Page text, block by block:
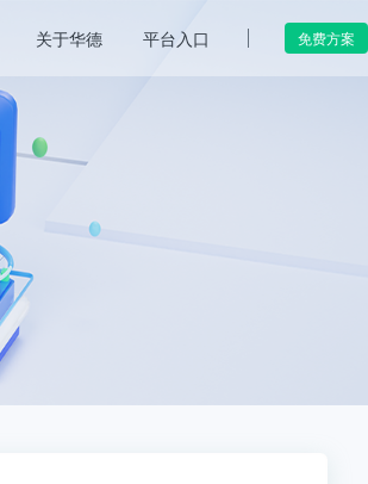
关于华德 平台入口 免费方案